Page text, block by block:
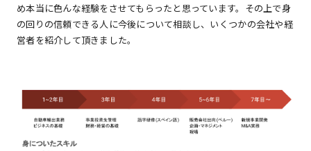
め本当に色んな経験をさせてもらったと思っています。その上で身
の回りの信頼できる人に今後について相談し、いくつかの会社や経
営者を紹介して頂きました。